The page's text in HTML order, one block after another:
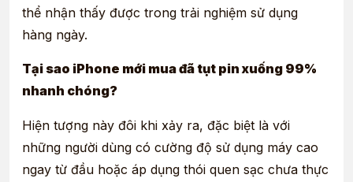
thể nhận thấy được trong trải nghiệm sử dụng
hàng ngày.
Tại sao iPhone mới mua đã tụt pin xuống 99%
nhanh chóng?
Hiện tượng này đôi khi xảy ra, đặc biệt là với
những người dùng có cường độ sử dụng máy cao
ngay từ đầu hoặc áp dụng thói quen sạc chưa thực